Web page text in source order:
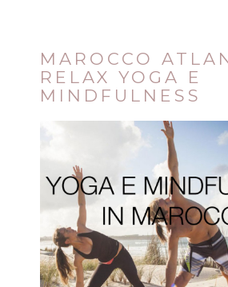
MAROCCO
RELAX YOGA E
MINDFULNESS